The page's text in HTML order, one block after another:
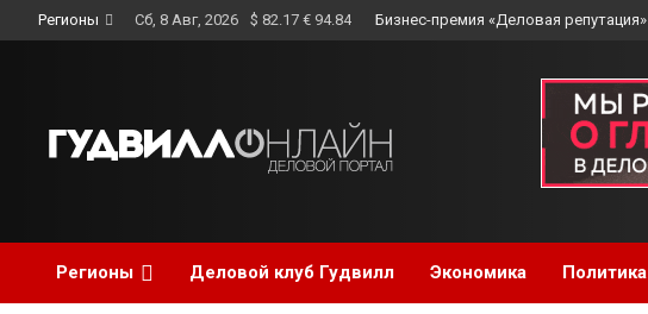
to
Регионы Сб, 8 Авг, 2026 $ 82.17 € 94.84 Бизнес-премия «Деловая репутация»
Регионы Деловой клуб Гудвилл Экономика Политика